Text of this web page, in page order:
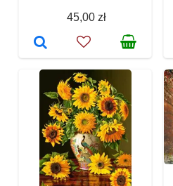
45,00 zł